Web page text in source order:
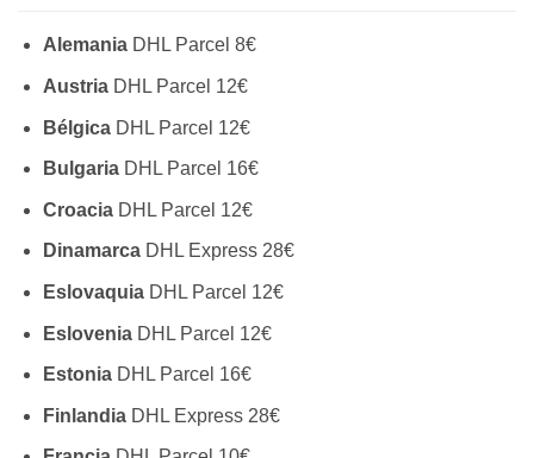
AlemaniaDHL Parcel 8€
AustriaDHL Parcel 12€
BélgicaDHL Parcel 12€
BulgariaDHL Parcel 16€
CroaciaDHL Parcel 12€
DinamarcaDHL Express 28€
EslovaquiaDHL Parcel 12€
EsloveniaDHL Parcel 12€
EstoniaDHL Parcel 16€
FinlandiaDHL Express 28€